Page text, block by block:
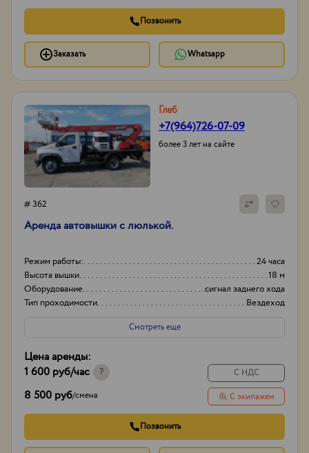
Позвонить
Заказать Whatsapp
Глеб
+7(964)726-07-09
более 3 лет на сайте
# 362
Аренда автовышки с люлькой.
Режим работы:
24 часа
Высота вышки
18 м
Оборудование
сигнал заднего хода
Тип проходимости
Вездеход
Смотреть еще
Цена аренды:
1 600 руб/час ?
8 500 руб/смена
С НДС
С экипажем
Позвонить